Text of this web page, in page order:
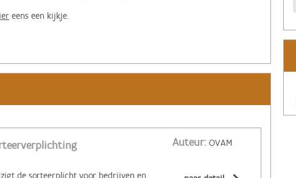
eens een kijkje.
Auteur: OVAM